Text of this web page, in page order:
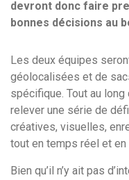
devront donc faire
bonnes décisions au
Les deux équipes
géolocalisées et de
spécifique. Tout au
relever une série de
créatives, visuelles,
tout en temps réel et
Bien qu’il n’y ait pas